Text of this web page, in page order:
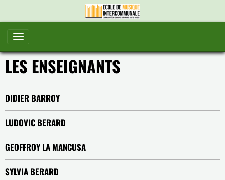
LES ENSEIGNANTS
DIDIER BARROY
LUDOVIC BERARD
GEOFFROY LA MANCUSA
SYLVIA BERARD